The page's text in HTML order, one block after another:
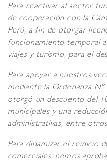
Para reactivar al sector
de cooperación con la
Perú, a fin de otorgar
funcionamiento temporal
viajes y turismo, para el
Para apoyar a nuestros
mediante la Ordenanza
otorgó un descuento del
municipales y una
administrativas, entre
Para dinamizar el reinicio
comerciales, hemos